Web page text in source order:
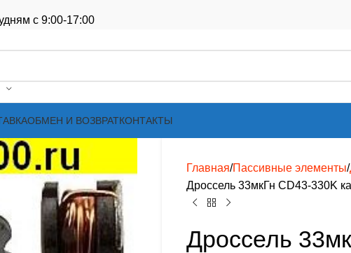
с 9:00-17:00
ОБМЕН И ВОЗВРАТКОНТАКТЫ
Главная Пассивные элементы
Дроссель 33мкГн CD43-330K
Дроссель